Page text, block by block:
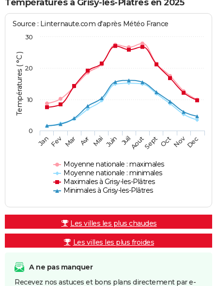
Températures à Grisy-les-Plâtres en 2025
Températures ( °C )
Source : Linternaute.com d'après Météo France
Moyenne nationale : maximales
Moyenne nationale : minimales
Maximales à Grisy-les-Plâtres
Minimales à Grisy-les-Plâtres
JanFev Mar Avr Mai Juin JuilAoutSept OctNovDec
0
10
20
30
Les villes les plus chaudes
Les villes les plus froides
A ne pas manquer
Recevez nos astuces et bons plans directement par e-